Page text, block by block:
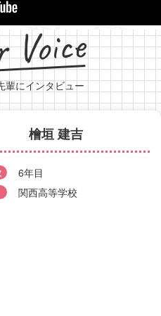
Voice
輩にインタビュー
檜垣 建吉
6年目
関西高等学校
中田 直希
勤続年数 5年目